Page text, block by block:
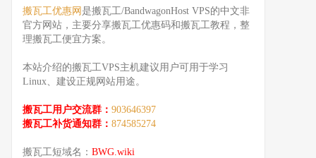
搬瓦工优惠网 是搬瓦工/BandwagonHost VPS的中文非
官方网站，主要分享搬瓦工优惠码和搬瓦工教程，整
理搬瓦工便宜方案。
本站介绍的搬瓦工VPS主机建议用户可用于学习
Linux、建设正规网站用途。
搬瓦工用户交流群： 903646397
搬瓦工补货通知群： 874585274
搬瓦工短域名： BWG.wiki